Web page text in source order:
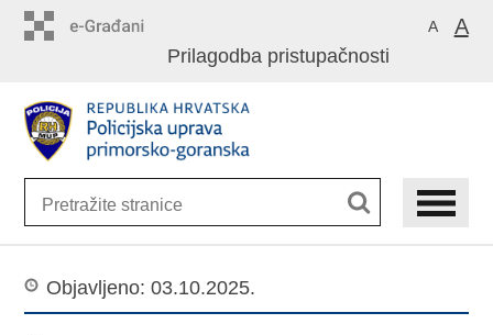
sadržaj
A A
Prilagodba pristupačnosti
Objavljeno: 03.10.2025.